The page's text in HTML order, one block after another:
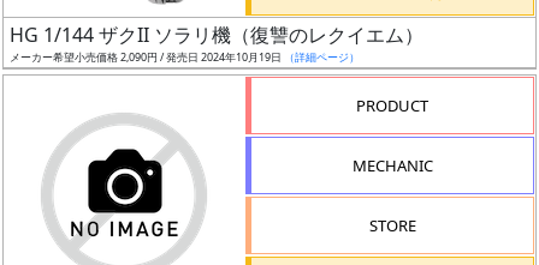
日
発
売
プッ
通知
HG 1/144 ザクII ソラリ機（復讐のレクイエム）
メーカー希望小売価格 2,090円 / 発売日 2024年10月19日 （詳細ページ）
PRODUCT
MECHANIC
STORE